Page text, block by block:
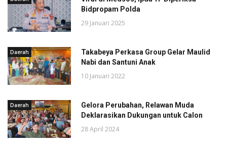
Bidpropam Polda
29 Januari 2025
Daerah
Takabeya Perkasa Group Gelar Maulid
Nabi dan Santuni Anak
10 Januari 2022
Daerah
Gelora Perubahan, Relawan Muda
Deklarasikan Dukungan untuk Calon
28 April 2024